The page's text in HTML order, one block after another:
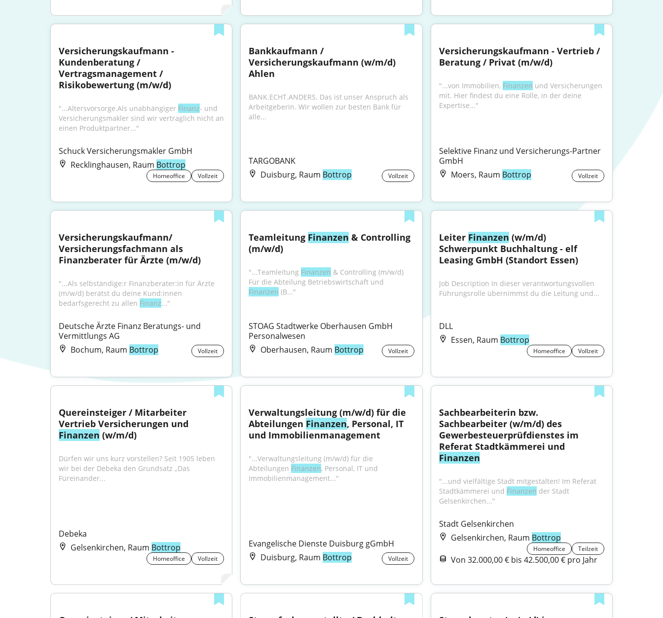
Versicherungskaufmann -
Kundenberatung /
Vertragsmanagement /
Risikobewertung (m/w/d)
"...Altersvorsorge.Als unabhängiger Finanz- und
Versicherungsmakler sind wir vertraglich nicht an
einen Produktpartner..."
Schuck Versicherungsmakler GmbH
Recklinghausen, Raum Bottrop
Homeoffice Vollzeit
Bankkaufmann /
Versicherungskaufmann (w/m/d)
Ahlen
BANK.ECHT.ANDERS. Das ist unser Anspruch als
Arbeitgeberin. Wir wollen zur besten Bank für
alle...
TARGOBANK
Duisburg, Raum Bottrop Vollzeit
Versicherungskaufmann - Vertrieb /
Beratung / Privat (m/w/d)
"...von Immobilien, Finanzen und Versicherungen
mit. Hier findest du eine Rolle, in der deine
Expertise..."
Selektive Finanz und Versicherungs-Partner
GmbH
Moers, Raum Bottrop Vollzeit
Versicherungskaufmann/
Versicherungsfachmann als
Finanzberater für Ärzte (m/w/d)
"...Als selbständige:r Finanzberater:in für Ärzte
(m/w/d) berätst du deine Kund:innen
bedarfsgerecht zu allen Finanz..."
Deutsche Ärzte Finanz Beratungs- und
Vermittlungs AG
Bochum, Raum Bottrop Vollzeit
Teamleitung Finanzen & Controlling
(m/w/d)
"...Teamleitung Finanzen & Controlling (m/w/d)
Finanzen (B..."
STOAG Stadtwerke Oberhausen GmbH
Personalwesen
Oberhausen, Raum Bottrop Vollzeit
Leiter Finanzen (w/m/d)
Schwerpunkt Buchhaltung - elf
Leasing GmbH (Standort Essen)
Job Description In dieser verantwortungsvollen
Führungsrolle übernimmst du die Leitung und...
DLL
Essen, Raum Bottrop
Homeoffice Vollzeit
Quereinsteiger / Mitarbeiter
Finanzen (w/m/d)
Dürfen wir uns kurz vorstellen? Seit 1905 leben
wir bei der Debeka den Grundsatz „Das
Füreinander...
Debeka
Gelsenkirchen, Raum Bottrop
Homeoffice Vollzeit
Verwaltungsleitung (m/w/d) für die
Abteilungen Finanzen, Personal, IT
und Immobilienmanagement
"...Verwaltungsleitung (m/w/d) für die
Abteilungen Finanzen, Personal, IT und
Immobilienmanagement..."
Evangelische Dienste Duisburg gGmbH
Duisburg, Raum Bottrop Vollzeit
Sachbearbeiterin bzw.
Sachbearbeiter (w/m/d) des
Gewerbesteuerprüfdienstes im
Finanzen
"...und vielfältige Stadt mitgestalten! Im Referat
Stadtkämmerei und Finanzen der Stadt
Gelsenkirchen..."
Stadt Gelsenkirchen
Gelsenkirchen, Raum Bottrop
Homeoffice Teilzeit
Von 32.000,00 € bis 42.500,00 € pro Jahr